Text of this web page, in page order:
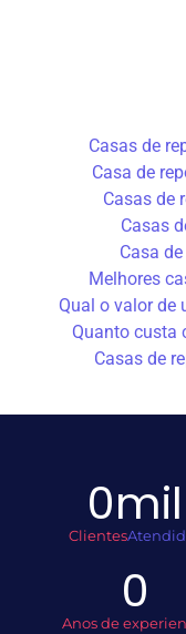
Casas de
Casa de
Casas de
Casas
Casa
Melhores
Qual o valor de
Quanto custa
Casas de
Clientes
0mil
Anos de
0